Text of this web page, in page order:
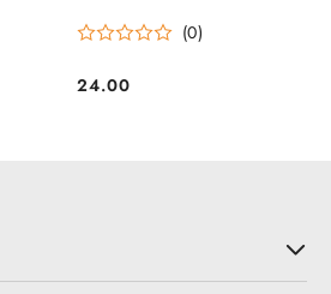
(0)
Cena:
24.00